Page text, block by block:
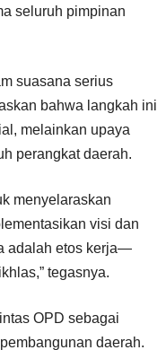
seluruh pimpinan
suasana serius
bahwa langkah ini
melainkan upaya
perangkat daerah.
menyelaraskan
visi dan
adalah etos kerja—
tegasnya.
OPD sebagai
daerah.